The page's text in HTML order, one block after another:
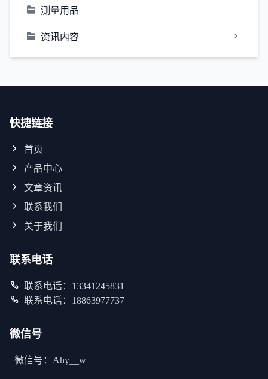
测量用品
资讯内容
快捷链接
首页
产品中心
文章资讯
联系我们
关于我们
联系电话
联系电话：13341245831
联系电话：18863977737
微信号
微信号：Ahy__w